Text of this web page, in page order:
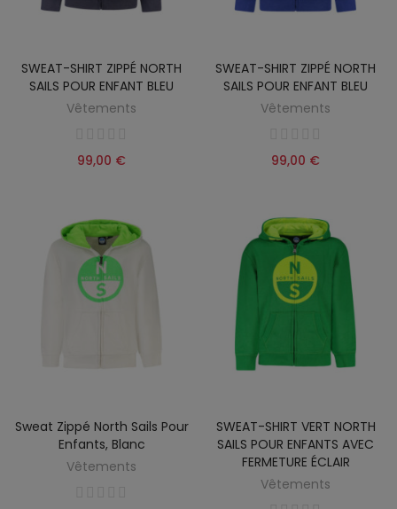
SWEAT-SHIRT ZIPPÉ NORTH
SAILS POUR ENFANT BLEU
Vêtements
99,00 €
SWEAT-SHIRT ZIPPÉ NORTH
SAILS POUR ENFANT BLEU
Vêtements
99,00 €
Sweat Zippé North Sails Pour
Enfants, Blanc
Vêtements
SWEAT-SHIRT VERT NORTH
SAILS POUR ENFANTS AVEC
FERMETURE ÉCLAIR
Vêtements